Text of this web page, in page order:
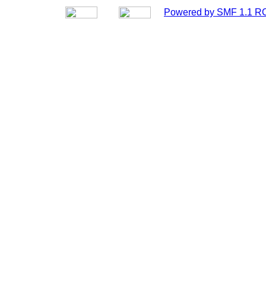
Powered by SMF 1.1